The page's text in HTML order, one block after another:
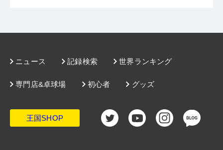
介が初戦敗退
い取れるけど（笑）、それが全くなかった」
・十六銀行の加藤亜実、最後の全日本。「負けて悔しいけど力は
を下して初戦突破
・ジュニアはベスト8が決定。男子は野田学園から3名が8強進出
がる
ジュニア女子3回戦、4連覇を狙う張本美和は快勝
・ありがたい「食」のサポート。全農ブースで和牛肉巻きおにぎ
ニュース 記録検索 世界ランキング
グッズ
専門店&卓球場 初心者
王国SHOP